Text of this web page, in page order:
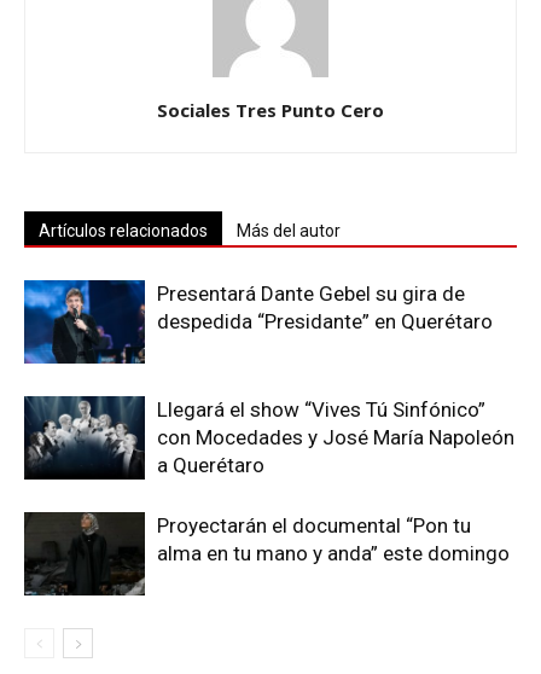
Sociales Tres Punto Cero
Artículos relacionados Más del autor
Presentará Dante Gebel su gira de
despedida “Presidante” en Querétaro
Llegará el show “Vives Tú Sinfónico”
con Mocedades y José María Napoleón
a Querétaro
Proyectarán el documental “Pon tu
alma en tu mano y anda” este domingo